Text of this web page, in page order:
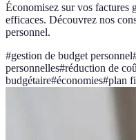
Économisez sur vos factures
efficaces. Découvrez nos
personnel.
#gestion de budget personnel
personnelles#réduction de
budgétaire#économies#plan